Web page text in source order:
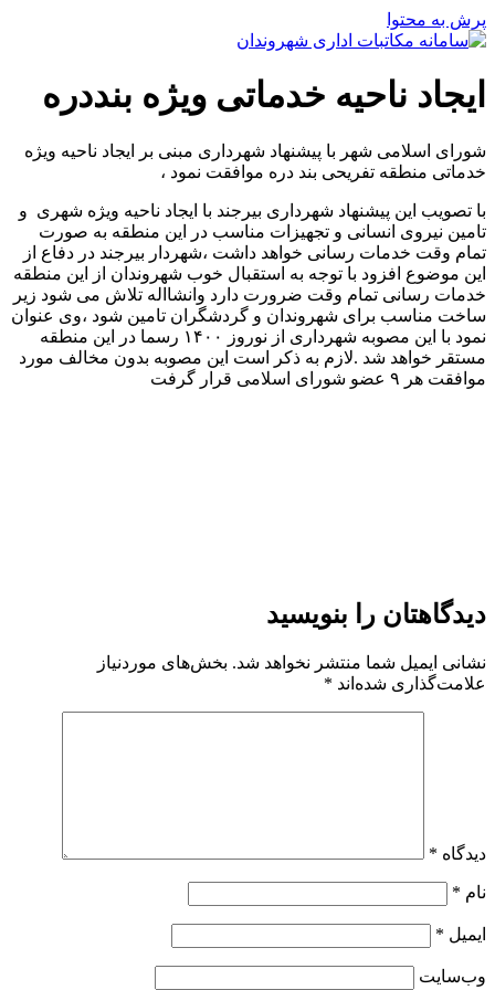
پرش به محتوا
ایجاد ناحیه خدماتی ویژه بنددره
شورای اسلامی شهر با پیشنهاد شهرداری مبنی بر ایجاد ناحیه ویژه
خدماتی منطقه تفریحی بند دره موافقت نمود ،
با تصویب این پیشنهاد شهرداری بیرجند با ایجاد ناحیه ویژه شهری و
تامین نیروی انسانی و تجهیزات مناسب در این منطقه به صورت
تمام وقت خدمات رسانی خواهد داشت ،شهردار بیرجند در دفاع از
این موضوع افزود با توجه به استقبال خوب شهروندان از این منطقه
خدمات رسانی تمام وقت ضرورت دارد وانشااله تلاش می شود زیر
ساخت مناسب برای شهروندان و گردشگران تامین شود ،وی عنوان
نمود با این مصوبه شهرداری از نوروز ۱۴۰۰ رسما در این منطقه
مستقر خواهد شد .لازم به ذکر است این مصوبه بدون مخالف مورد
موافقت هر ۹ عضو شورای اسلامی قرار گرفت
دیدگاهتان را بنویسید
نشانی ایمیل شما منتشر نخواهد شد. بخش‌های موردنیاز
علامت‌گذاری شده‌اند *
دیدگاه *
نام *
ایمیل *
وب‌سایت